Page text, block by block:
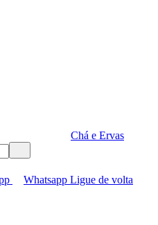
Chá e Ervas
Whatsapp Ligue de volta